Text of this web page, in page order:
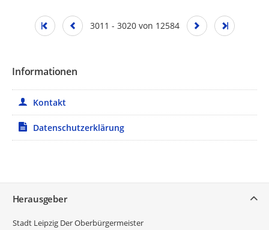
3011 - 3020 von 12584
Informationen
Kontakt
Datenschutzerklärung
Herausgeber
Stadt Leipzig Der Oberbürgermeister